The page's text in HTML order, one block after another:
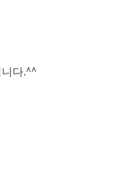
다.^^